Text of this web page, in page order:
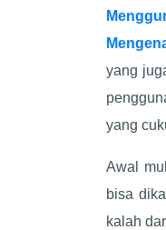
yang
yang
Awal
bisa
kalah